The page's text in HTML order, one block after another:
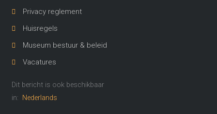
Privacy reglement
Huisregels
Museum bestuur & beleid
Vacatures
Dit bericht is ook beschikbaar
in:
Nederlands